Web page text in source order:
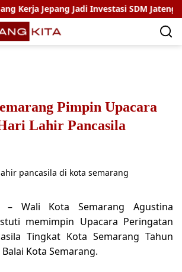
Jepang Jadi Investasi SDM Jateng
Pimpin Upacara
Lahir Pancasila
– Wali Kota Semarang Agustina
memimpin Upacara Peringatan
Tingkat Kota Semarang Tahun
Kota Semarang.